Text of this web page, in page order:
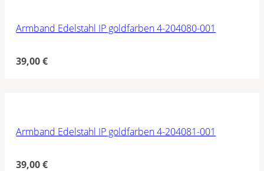
Armband Edelstahl IP goldfarben 4-204080-001
39,00€
Armband Edelstahl IP goldfarben 4-204081-001
39,00€